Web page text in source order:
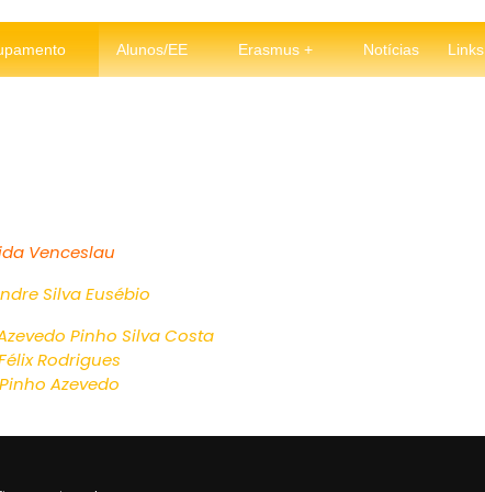
Alunos/EE Erasmus + Notícias Links
Venceslau
Silva Eusébio
Pinho Silva Costa
Rodrigues
Azevedo